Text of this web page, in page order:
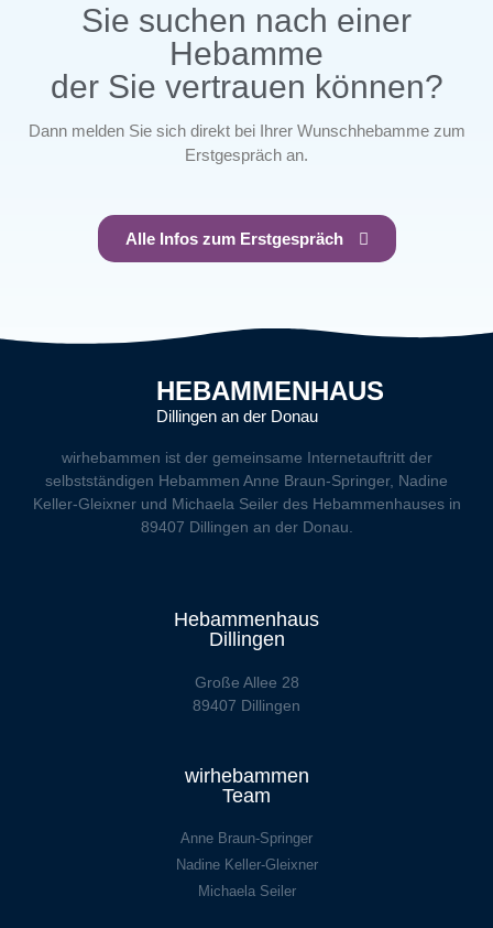
Sie suchen nach einer
Hebamme
der Sie vertrauen können?
Dann melden Sie sich direkt bei Ihrer Wunschhebamme zum
Erstgespräch an.
Alle Infos zum Erstgespräch
HEBAMMENHAUS
Dillingen an der Donau
wirhebammen ist der gemeinsame Internetauftritt der
selbstständigen Hebammen Anne Braun-Springer, Nadine
Keller-Gleixner und Michaela Seiler des Hebammenhauses in
89407 Dillingen an der Donau.
Hebammenhaus
Dillingen
Große Allee 28
89407 Dillingen
wirhebammen
Team
Anne Braun-Springer
Nadine Keller-Gleixner
Michaela Seiler